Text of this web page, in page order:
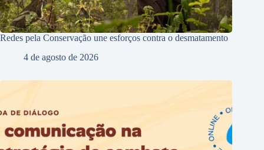
Redes pela Conservação une esforços contra o desmatamento
4 de agosto de 2026